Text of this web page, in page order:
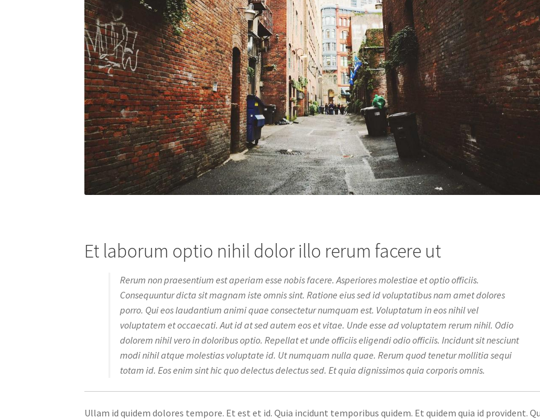
Et laborum optio nihil dolor illo rerum facere ut
Rerum non praesentium est aperiam esse nobis facere. Asperiores molestiae et optio officiis.
Consequuntur dicta sit magnam iste omnis sint. Ratione eius sed id voluptatibus nam amet dolores
porro. Qui eos laudantium animi quae consectetur numquam est. Voluptatum in eos nihil vel
voluptatem et occaecati. Aut id at sed autem eos et vitae. Unde esse ad voluptatem rerum nihil. Odio
dolorem nihil vero in doloribus optio. Repellat et unde officiis eligendi odio officiis. Incidunt sit nesciunt
modi nihil atque molestias voluptate id. Ut numquam nulla quae. Rerum quod tenetur mollitia sequi
totam id. Eos enim sint hic quo delectus delectus sed. Et quia dignissimos quia corporis omnis.
Ullam id quidem dolores tempore. Et est et id. Quia incidunt temporibus quidem. Et quidem quia id provident.